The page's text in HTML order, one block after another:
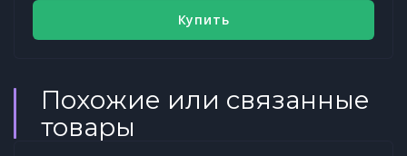
Купить
Похожие или связанные
товары